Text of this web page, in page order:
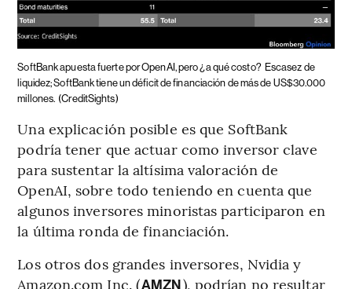
SoftBank apuesta fuerte por OpenAI, pero ¿a qué costo? Escasez de
liquidez; SoftBank tiene un déficit de financiación de más de US$30.000
millones. (CreditSights)
Una explicación posible es que SoftBank
podría tener que actuar como inversor clave
para sustentar la altísima valoración de
OpenAI, sobre todo teniendo en cuenta que
algunos inversores minoristas participaron en
la última ronda de financiación.
Los otros dos grandes inversores, Nvidia y
Amazon.com Inc. (AMZN), podrían no resultar